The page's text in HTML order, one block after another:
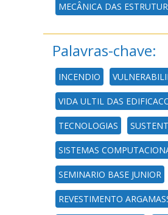
MECÂNICA DAS
Palavras-chave:
INCENDIO
VIDA ULTIL DAS
TECNOLOGIAS
SISTEMAS
SEMINARIO BASE JUNIOR
REVESTIMENTO